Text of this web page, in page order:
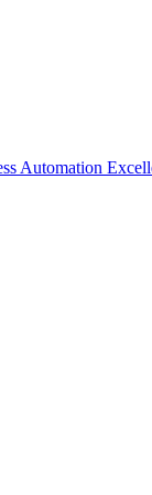
Automation